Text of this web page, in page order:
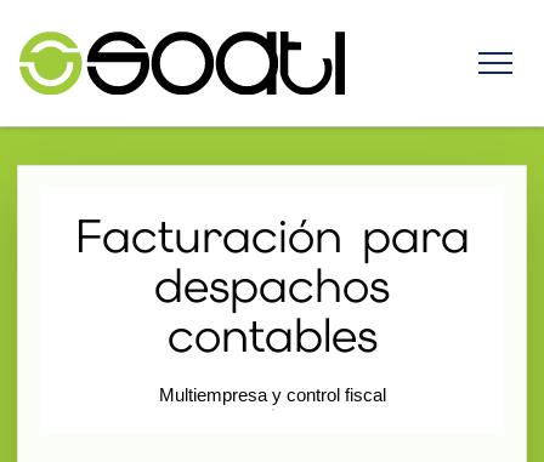
Facturación para
despachos
contables
Multiempresa y control fiscal